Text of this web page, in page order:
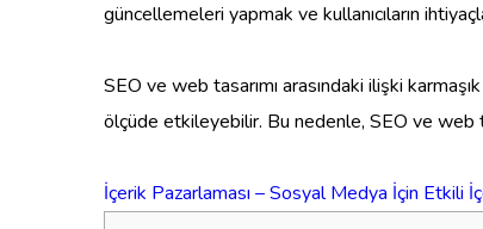
güncellemeleri yapmak ve kullanıcıların
SEO ve web tasarımı arasındaki ilişki
ölçüde etkileyebilir. Bu nedenle, SEO ve web
İçerik Pazarlaması – Sosyal Medya İçin Etkili